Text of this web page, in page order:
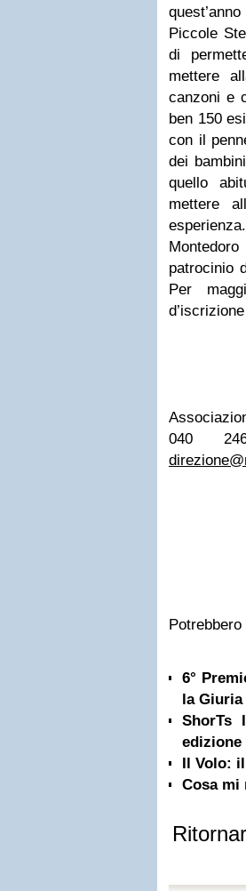
Piccole
di
mettere
canzoni e
ben 150
con il
dei
quello
mettere
patrocinio
Per
d’iscrizione
040
6°
la Giuria
ShorTs
edizione
Il Volo:
Cosa mi